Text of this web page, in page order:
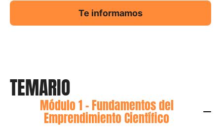
Te informamos
TEMARIO
Módulo 1 - Fundamentos del
Emprendimiento Científico